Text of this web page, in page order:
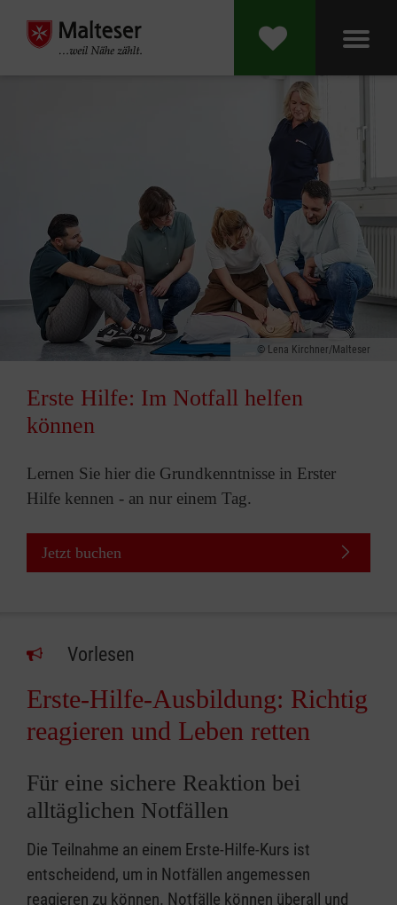
Lena Kirchner/Malteser
Erste Hilfe: Im Notfall helfen
können
Lernen Sie hier die Grundkenntnisse in Erster
Hilfe kennen - an nur einem Tag.
Jetzt buchen
Vorlesen
Erste-Hilfe-Ausbildung: Richtig
reagieren und Leben retten
Für eine sichere Reaktion bei
alltäglichen Notfällen
Die Teilnahme an einem Erste-Hilfe-Kurs ist
entscheidend, um in Notfällen angemessen
reagieren zu können. Notfälle können überall und